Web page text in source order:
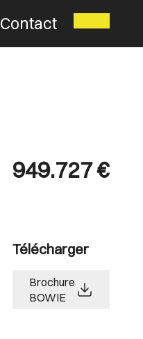
949.727 €
Télécharger
Brochure
BOWIE
Contact